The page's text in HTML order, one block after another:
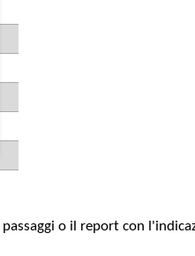
o il report con